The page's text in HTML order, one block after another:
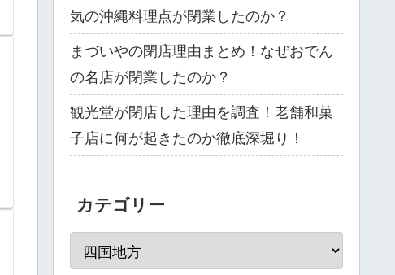
気の沖縄料理点が閉業したのか？
まづいやの閉店理由まとめ！なぜおでん
の名店が閉業したのか？
観光堂が閉店した理由を調査！老舗和菓
子店に何が起きたのか徹底深堀り！
カテゴリー